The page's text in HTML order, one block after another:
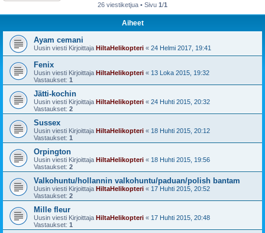
26 viestiketjua • Sivu 1/1
Aiheet
Ayam cemani
Uusin viesti Kirjoittaja HiltaHelikopteri « 24 Helmi 2017, 19:41
Fenix
Uusin viesti Kirjoittaja HiltaHelikopteri « 13 Loka 2015, 19:32
Vastaukset: 1
Jätti-kochin
Uusin viesti Kirjoittaja HiltaHelikopteri « 24 Huhti 2015, 20:32
Vastaukset: 2
Sussex
Uusin viesti Kirjoittaja HiltaHelikopteri « 18 Huhti 2015, 20:12
Vastaukset: 1
Orpington
Uusin viesti Kirjoittaja HiltaHelikopteri « 18 Huhti 2015, 19:56
Vastaukset: 2
Valkohuntu/hollannin valkohuntu/paduan/polish bantam
Uusin viesti Kirjoittaja HiltaHelikopteri « 17 Huhti 2015, 20:52
Vastaukset: 2
Mille fleur
Uusin viesti Kirjoittaja HiltaHelikopteri « 17 Huhti 2015, 20:48
Vastaukset: 1